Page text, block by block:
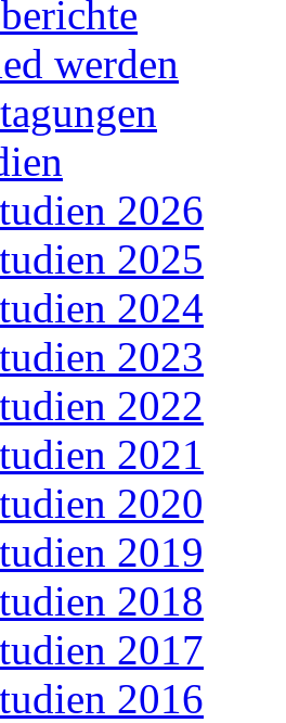
werden
2026
2025
2024
2023
2022
2021
2020
2019
2018
2017
2016